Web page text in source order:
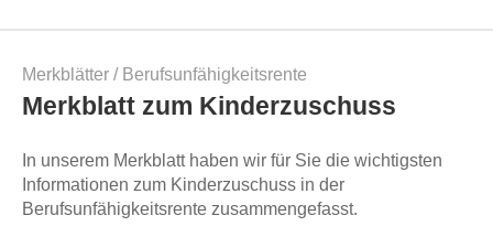
Merkblätter / Berufsunfähigkeitsrente
Merkblatt zum Kinderzuschuss
In unserem Merkblatt haben wir für Sie die wichtigsten
Informationen zum Kinderzuschuss in der
Berufsunfähigkeitsrente zusammengefasst.